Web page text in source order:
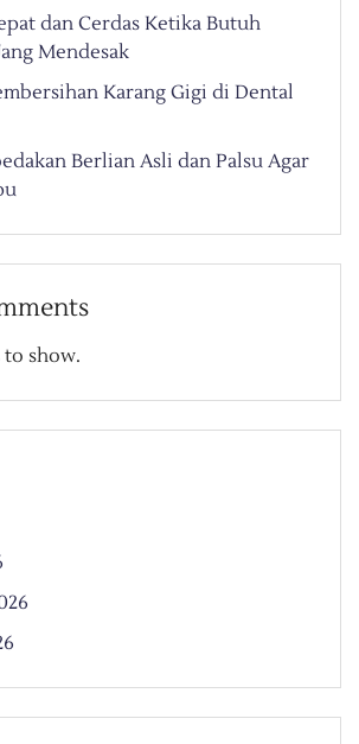
dan Cerdas Ketika Butuh
Mendesak
Karang Gigi di Dental
Berlian Asli dan Palsu Agar
show.